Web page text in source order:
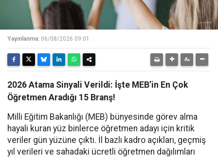
Yayınlanma: 06/08/2026 09:01
2026 Atama Sinyali Verildi: İşte MEB’in En Çok
Öğretmen Aradığı 15 Branş!
Milli Eğitim Bakanlığı (MEB) bünyesinde görev alma
hayali kuran yüz binlerce öğretmen adayı için kritik
veriler gün yüzüne çıktı. İl bazlı kadro açıkları, geçmiş
yıl verileri ve sahadaki ücretli öğretmen dağılımları